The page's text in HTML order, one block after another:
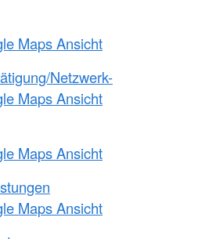
Maps Ansicht
Netzwerk-
Maps Ansicht
Maps Ansicht
Maps Ansicht